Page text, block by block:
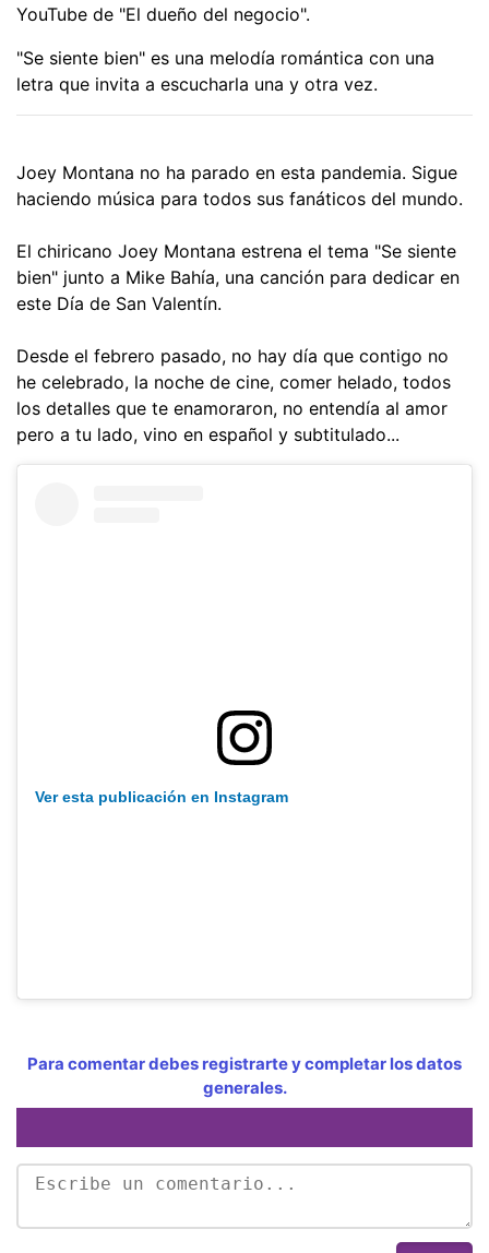
YouTube de "El dueño del negocio".
"Se siente bien" es una melodía romántica con una
letra que invita a escucharla una y otra vez.
Joey Montana no ha parado en esta pandemia. Sigue
haciendo música para todos sus fanáticos del mundo.
El chiricano Joey Montana estrena el tema "Se siente
bien" junto a Mike Bahía, una canción para dedicar en
este Día de San Valentín.
Desde el febrero pasado, no hay día que contigo no
he celebrado, la noche de cine, comer helado, todos
los detalles que te enamoraron, no entendía al amor
pero a tu lado, vino en español y subtitulado...
Ver esta publicación en Instagram
Para comentar debes registrarte y completar los datos
generales.